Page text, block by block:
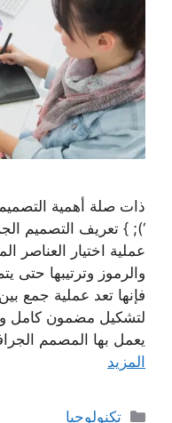
ذات صلة أهمية
‘); } تعريف التصميم
عملية اختيار العناصر
والرموز وترتيبها حتى
فإنها تعد عملية جمع
لتشكيل مضمون كامل
يعمل بها المصمم
المزيد
التصنيفات
تكنولوجيا